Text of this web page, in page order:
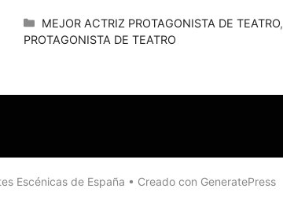
Categorías
MEJOR ACTRIZ PROTAGONISTA DE TEATRO,
PROTAGONISTA DE TEATRO
Escénicas de España • Creado con GeneratePress